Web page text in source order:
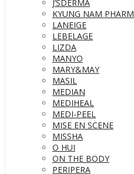
J’SDERMA
KYUNG NAM PHARM
LANEIGE
LEBELAGE
LIZDA
MANYO
MARY&MAY
MASIL
MEDIAN
MEDIHEAL
MEDI-PEEL
MISE EN SCENE
MISSHA
O HUI
ON THE BODY
PERIPERA